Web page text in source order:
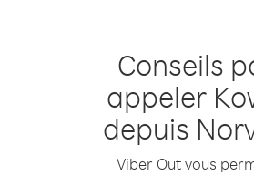
Conseils
appeler
depuis
Viber Out vous